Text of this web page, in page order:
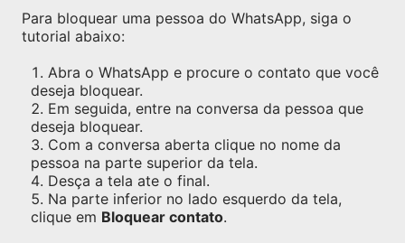
Para bloquear uma pessoa do WhatsApp, siga o
tutorial abaixo:
Abra o WhatsApp e procure o contato que você
deseja bloquear.
Em seguida, entre na conversa da pessoa que
deseja bloquear.
Com a conversa aberta clique no nome da
pessoa na parte superior da tela.
Desça a tela ate o final.
Na parte inferior no lado esquerdo da tela,
clique em Bloquear contato.